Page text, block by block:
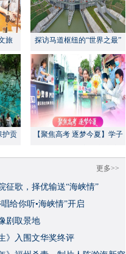
旅 探访马道枢纽的“世界之最”
护贡
【聚焦高考 逐梦今夏】学子
更多>>
征歌，择优输送“海峡情”
给你听•海峡情”开启
剧取景地
》入围文华奖终评